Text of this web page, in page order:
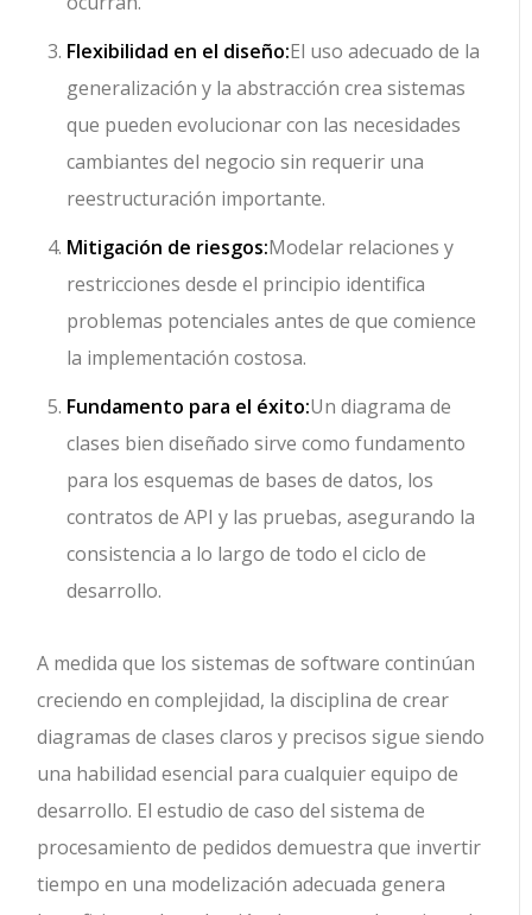
Flexibilidad en el diseño:El uso adecuado de la
generalización y la abstracción crea sistemas
que pueden evolucionar con las necesidades
cambiantes del negocio sin requerir una
reestructuración importante.
Mitigación de riesgos:Modelar relaciones y
restricciones desde el principio identifica
problemas potenciales antes de que comience
la implementación costosa.
Fundamento para el éxito:Un diagrama de
clases bien diseñado sirve como fundamento
para los esquemas de bases de datos, los
contratos de API y las pruebas, asegurando la
consistencia a lo largo de todo el ciclo de
desarrollo.
A medida que los sistemas de software continúan
creciendo en complejidad, la disciplina de crear
diagramas de clases claros y precisos sigue siendo
una habilidad esencial para cualquier equipo de
desarrollo. El estudio de caso del sistema de
procesamiento de pedidos demuestra que invertir
tiempo en una modelización adecuada genera